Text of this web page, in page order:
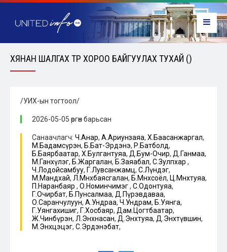
ХЯНАН ШАЛГАХ ТҮР ХОРОО БАЙГУУЛАХ ТУХАЙ ()
/УИХ-ын тогтоол/
2026-05-05 өргөн барьсан
Санаачлагч: Ч.Анар, А.Ариунзаяа, Х.Баасанжаргал,
М.Бадамсүрэн, Б.Бат-Эрдэнэ, Р.Батболд,
Б.Баярбаатар, Х.Булгантуяа, Д.Бум-Очир, Д.Ганмаа,
М.Ганхүлэг, Б.Жаргалан, Б.Заяабал, С.Зулпхар ,
Ч.Лодойсамбуу, Г.Лувсанжамц, С.Лүндэг,
М.Мандхай, Л.Мөнхбаясгалан, Б.Мөнхсоёл, Ц.Мөнхтуяа,
П.Наранбаяр , О.Номинчимэг, С.Одонтуяа,
Г.Очирбат, Б.Пунсалмаа, Д.Пүрэвдаваа,
О.Саранчулуун, А.Ундраа, Ч.Ундрам, Б.Уянга,
Г.Уянгахишиг, Г.Хосбаяр, Дам.Цогтбаатар,
Ж.Чинбүрэн, Л.Энхнасан, Д.Энхтуяа, Д.Энхтүвшин,
М.Энхцэцэг, С.Эрдэнэбат,